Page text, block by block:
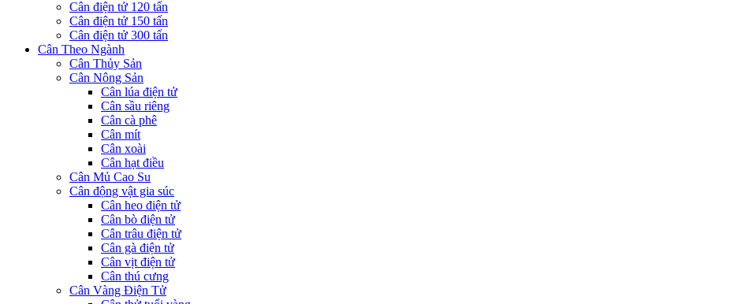
Cân điện tử 120 tấn
Cân điện tử 150 tấn
Cân điện tử 300 tấn
Cân Theo Ngành
Cân Thủy Sản
Cân Nông Sản
Cân lúa điện tử
Cân sầu riêng
Cân cà phê
Cân mít
Cân xoài
Cân hạt điều
Cân Mủ Cao Su
Cân động vật gia súc
Cân heo điện tử
Cân bò điện tử
Cân trâu điện tử
Cân gà điện tử
Cân vịt điện tử
Cân thú cưng
Cân Vàng Điện Tử